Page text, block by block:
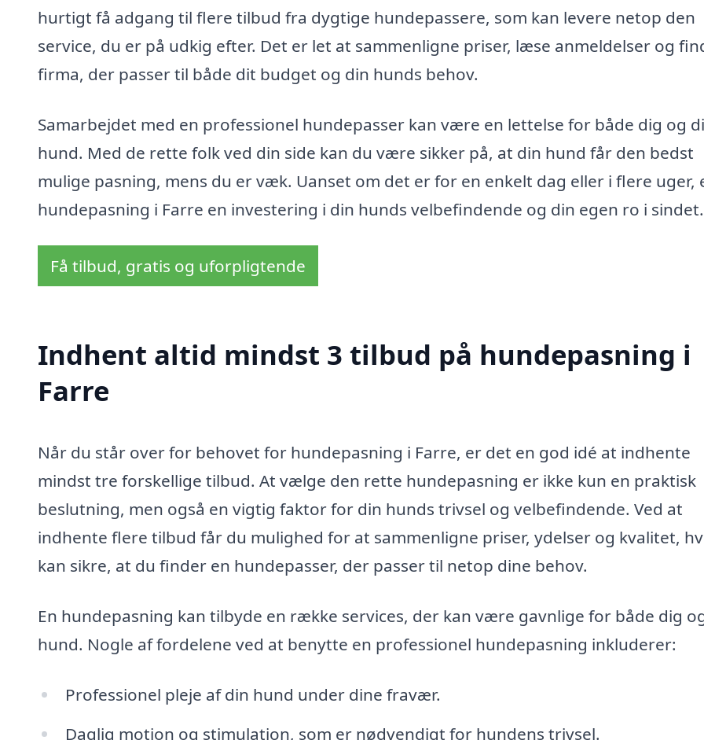
hurtigt få adgang til flere tilbud fra dygtige hundepassere, som kan levere netop den
service, du er på udkig efter. Det er let at sammenligne priser, læse anmeldelser og
firma, der passer til både dit budget og din hunds behov.
Samarbejdet med en professionel hundepasser kan være en lettelse for både dig og
hund. Med de rette folk ved din side kan du være sikker på, at din hund får den bedst
mulige pasning, mens du er væk. Uanset om det er for en enkelt dag eller i flere uger,
hundepasning i Farre en investering i din hunds velbefindende og din egen ro i sindet.
Få tilbud, gratis og uforpligtende
Indhent altid mindst 3 tilbud på hundepasning i
Farre
Når du står over for behovet for hundepasning i Farre, er det en god idé at indhente
mindst tre forskellige tilbud. At vælge den rette hundepasning er ikke kun en praktisk
beslutning, men også en vigtig faktor for din hunds trivsel og velbefindende. Ved at
indhente flere tilbud får du mulighed for at sammenligne priser, ydelser og kvalitet,
kan sikre, at du finder en hundepasser, der passer til netop dine behov.
En hundepasning kan tilbyde en række services, der kan være gavnlige for både dig
hund. Nogle af fordelene ved at benytte en professionel hundepasning inkluderer:
Professionel pleje af din hund under dine fravær.
Daglig motion og stimulation, som er nødvendigt for hundens trivsel.